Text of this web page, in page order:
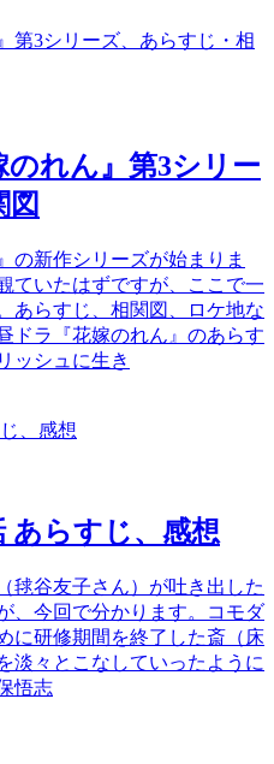
れん』第3シリー
図
の新作シリーズが始まりま
ていたはずですが、ここで一
あらすじ、相関図、ロケ地な
ドラ『花嫁のれん』のあらす
ッシュに生き
あらすじ、感想
毬谷友子さん）が吐き出した
、今回で分かります。コモダ
に研修期間を終了した斎（床
淡々とこなしていったように
悟志